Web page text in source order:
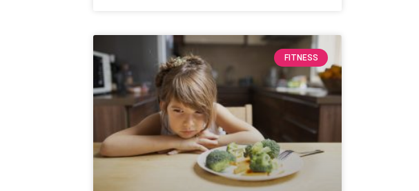
FITNESS